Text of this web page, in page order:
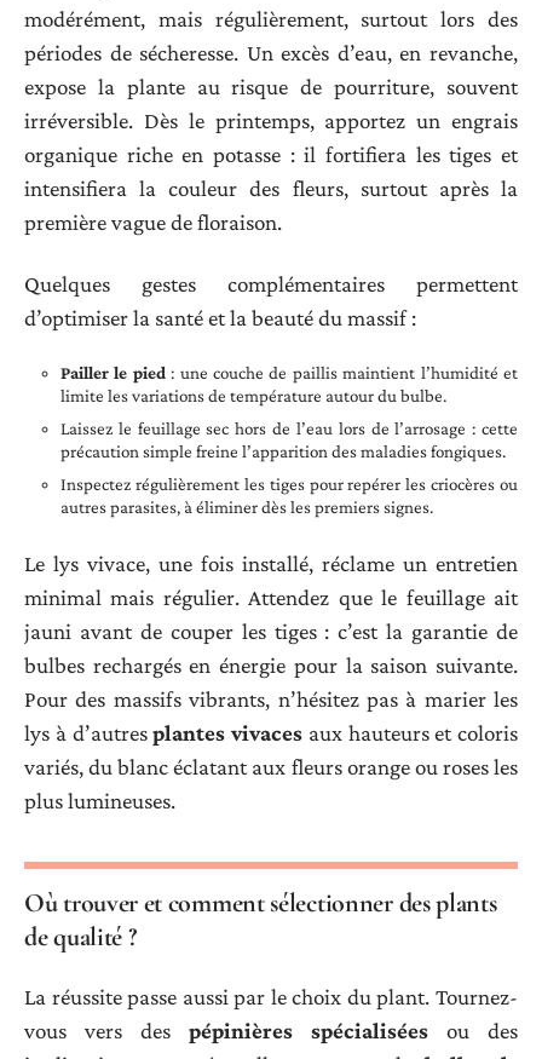
modérément, mais régulièrement, surtout lors des
périodes de sécheresse. Un excès d’eau, en revanche,
expose la plante au risque de pourriture, souvent
irréversible. Dès le printemps, apportez un engrais
organique riche en potasse : il fortifiera les tiges et
intensifiera la couleur des fleurs, surtout après la
première vague de floraison.
Quelques gestes complémentaires permettent
d’optimiser la santé et la beauté du massif :
Pailler le pied: une couche de paillis maintient l’humidité et
limite les variations de température autour du bulbe.
Laissez le feuillage sec hors de l’eau lors de l’arrosage : cette
précaution simple freine l’apparition des maladies fongiques.
Inspectez régulièrement les tiges pour repérer les criocères ou
autres parasites, à éliminer dès les premiers signes.
Le lys vivace, une fois installé, réclame un entretien
minimal mais régulier. Attendez que le feuillage ait
jauni avant de couper les tiges : c’est la garantie de
bulbes rechargés en énergie pour la saison suivante.
Pour des massifs vibrants, n’hésitez pas à marier les
lys à d’autresplantes vivaces aux hauteurs et coloris
variés, du blanc éclatant aux fleurs orange ou roses les
plus lumineuses.
Où trouver et comment sélectionner des plants
de qualité ?
La réussite passe aussi par le choix du plant. Tournez-
vous vers des pépinières spécialisées ou des